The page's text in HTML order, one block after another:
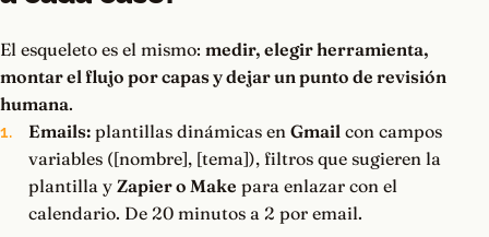
El esqueleto es el mismo: medir, elegir herramienta,
montar el flujo por capas y dejar un punto de revisión
humana.
Emails:plantillas dinámicas en Gmailcon campos
variables ([nombre], [tema]), filtros que sugieren la
plantilla y Zapier o Make para enlazar con el
calendario. De 20 minutos a 2 por email.